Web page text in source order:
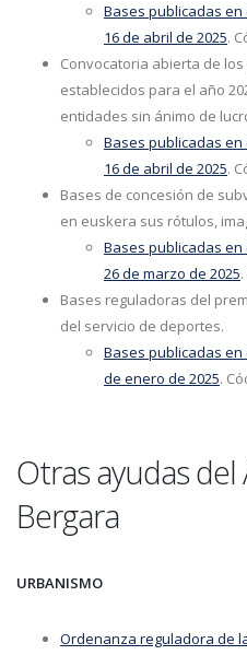
Bases publicadas en
16 de abril de 2025.
Convocatoria abierta de
establecidos para el año
entidades sin ánimo de
Bases publicadas en
16 de abril de 2025.
Bases de concesión de
en euskera sus rótulos,
Bases publicadas
26 de marzo de 2025
Bases reguladoras del
del servicio de deportes.
Bases publicadas
de enero de 2025.
Otras ayudas
Bergara
URBANISMO
Ordenanza reguladora de